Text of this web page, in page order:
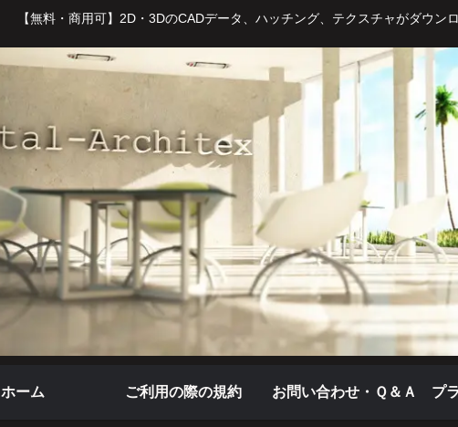
【無料・商用可】2D・3DのCADデータ、ハッチング、テクスチャがダウン
ホーム ご利用の際の規約 お問い合わせ・Ｑ＆Ａ プ